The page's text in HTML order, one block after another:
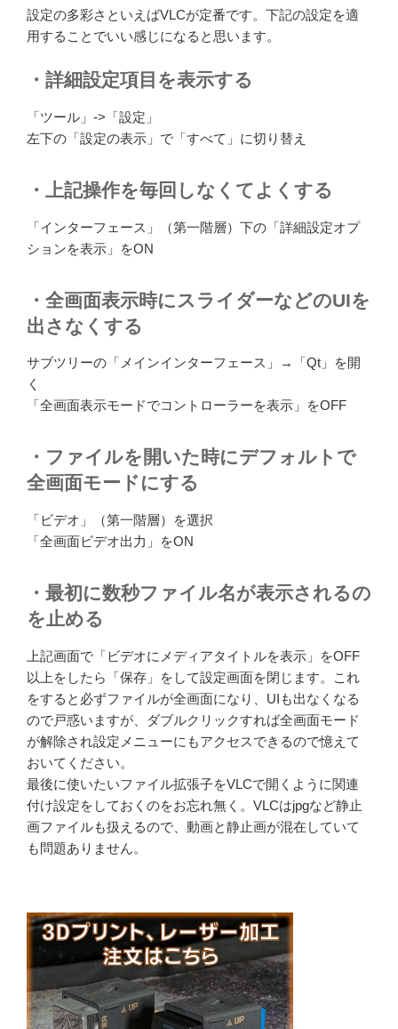
設定の多彩さといえばVLCが定番です。下記の設定を適
用することでいい感じになると思います。
・詳細設定項目を表示する
「ツール」->「設定」
左下の「設定の表示」で「すべて」に切り替え
・上記操作を毎回しなくてよくする
「インターフェース」（第一階層）下の「詳細設定オプ
ションを表示」をON
・全画面表示時にスライダーなどのUIを
出さなくする
サブツリーの「メインインターフェース」→「Qt」を開
く
「全画面表示モードでコントローラーを表示」をOFF
・ファイルを開いた時にデフォルトで
全画面モードにする
「ビデオ」（第一階層）を選択
「全画面ビデオ出力」をON
・最初に数秒ファイル名が表示されるの
を止める
上記画面で「ビデオにメディアタイトルを表示」をOFF
以上をしたら「保存」をして設定画面を閉じます。これ
をすると必ずファイルが全画面になり、UIも出なくなる
ので戸惑いますが、ダブルクリックすれば全画面モード
が解除され設定メニューにもアクセスできるので憶えて
おいてください。
最後に使いたいファイル拡張子をVLCで開くように関連
付け設定をしておくのをお忘れ無く。VLCはjpgなど静止
画ファイルも扱えるので、動画と静止画が混在していて
も問題ありません。